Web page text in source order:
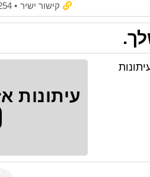
קישור ישיר • 20,254 צפיות
עיתונות